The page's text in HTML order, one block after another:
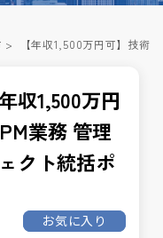
> 【年収1,500万円可】技術
収1,500万円
業務 管理
クト統括ポ
お気に入り